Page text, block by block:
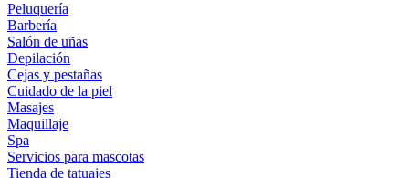
Peluquería
Barbería
Salón de uñas
Depilación
Cejas y pestañas
Cuidado de la piel
Masajes
Maquillaje
Spa
Servicios para mascotas
Tienda de tatuajes